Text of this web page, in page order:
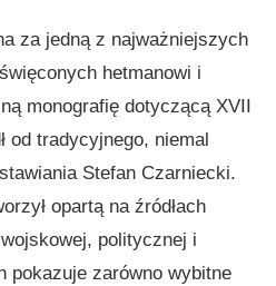
za jedną z najważniejszych
hetmanowi i
monografię dotyczącą XVII
od tradycyjnego, niemal
Stefan Czarniecki.
opartą na źródłach
politycznej i
pokazuje zarówno wybitne